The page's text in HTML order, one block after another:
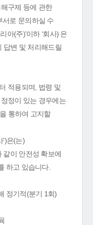
구제 등에 관한
로 문의하실 수
아(주)’이하 ‘회사) 은
답변 및 처리해드릴
적용되며, 법령 및
정이 있는 경우에는
통하여 고지할
')은(는)
같이 안전성 확보에
하고 있습니다.
정기적(분기 1회)